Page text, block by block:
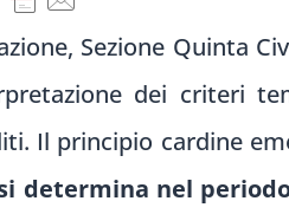
Sezione Quinta
dei criteri
Il principio cardine
determina nel